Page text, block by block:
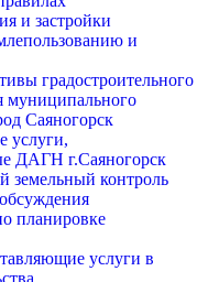
и застройки
и
градостроительного
муниципального
Саяногорск
услуги,
ДАГН г.Саяногорск
контроль
планировке
услуги в